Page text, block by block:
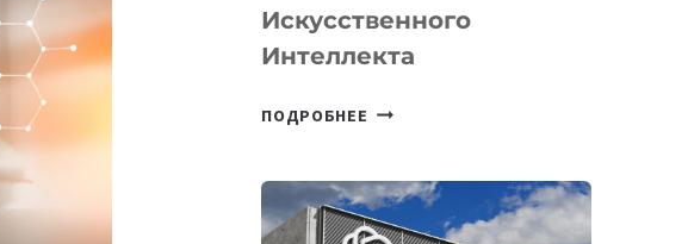
Искусственного
Интеллекта
ПОДРОБНЕЕ В
ПРИОРИТЕТНЫЕ
ЗАДАЧИ